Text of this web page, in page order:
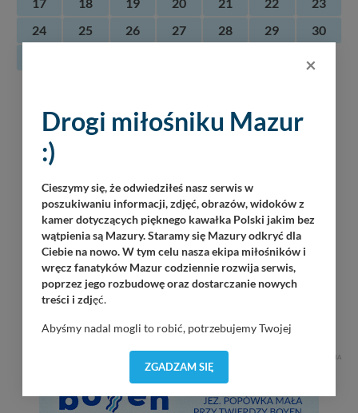
24
25 26 27 28 29
30
08.2026
Piękna Góra / Port Łabędzi Ostrów / 20:30
Grzegorz Polakowski
Górkło / Marina Górkło / 21:00
Natalia Biernath
Giżycko / 18:30
07
08.2026
Martinz Band
REKLAMA
×
Drogi miłośniku Mazur
:)
Cieszymy się, że odwiedziłeś nasz serwis w
poszukiwaniu informacji, zdjęć, obrazów, widoków z
kamer dotyczących pięknego kawałka Polski jakim bez
wątpienia są Mazury. Staramy się Mazury odkryć dla
Ciebie na nowo. W tym celu nasza ekipa miłośników i
wręcz fanatyków Mazur codziennie rozwija serwis,
poprzez jego rozbudowę oraz dostarczanie nowych
treści i zdjęć.
Abyśmy nadal mogli to robić, potrzebujemy Twojej
dostosować do Twoich preferencji. Twoje dane (w tym
pliki cookies) będą zapisywane w celu usprawnienia
wyszukania, ulubione miejsca, logowania, itp).
ZGADZAM SIĘ